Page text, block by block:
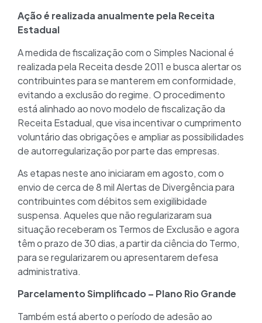
Ação é realizada anualmente pela Receita
Estadual
A medida de fiscalização com o Simples Nacional é
realizada pela Receita desde 2011 e busca alertar os
contribuintes para se manterem em conformidade,
evitando a exclusão do regime. O procedimento
está alinhado ao novo modelo de fiscalização da
Receita Estadual, que visa incentivar o cumprimento
voluntário das obrigações e ampliar as possibilidades
de autorregularização por parte das empresas.
As etapas neste ano iniciaram em agosto, com o
envio de cerca de 8 mil Alertas de Divergência para
contribuintes com débitos sem exigilibidade
suspensa. Aqueles que não regularizaram sua
situação receberam os Termos de Exclusão e agora
têm o prazo de 30 dias, a partir da ciência do Termo,
para se regularizarem ou apresentarem defesa
administrativa.
Parcelamento Simplificado – Plano Rio Grande
Também está aberto o período de adesão ao